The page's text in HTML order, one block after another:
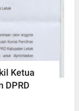
Ketua
DPRD